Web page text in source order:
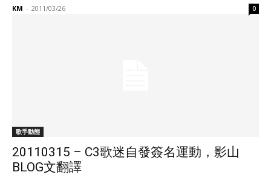
KM - 2011/03/26 0
歌手動態
20110315 – C3歌迷自發簽名運動，影山
BLOG文翻譯